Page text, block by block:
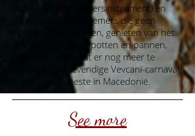
dubbelriet houtblazersinstrument) en
trommels. De deelnemers die geen
instrumenten hebben, genieten van het
geluid van klokken, potten en pannen,
bakken en alles wat er nog meer te
vinden is. Het levendige Vevcani-carnaval
is een van de beste in Macedonië.
See more